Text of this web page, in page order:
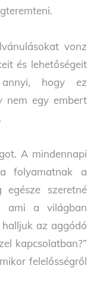
vonz
és lehetőségeit
hogy ez
nem egy embert
A mindennapi
folyamatnak a
egésze szeretné
ami a világban
az aggódó
kapcsolatban?”
felelősségről